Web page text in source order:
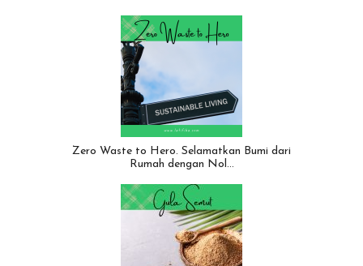
Zero Waste to Hero. Selamatkan Bumi dari
Rumah dengan Nol…